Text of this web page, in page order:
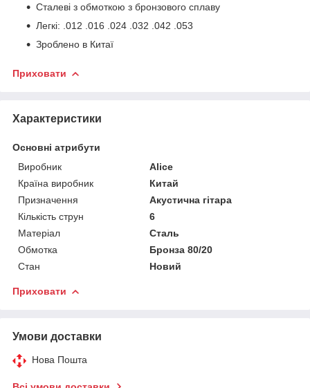
Сталеві з обмоткою з бронзового сплаву
Легкі: .012 .016 .024 .032 .042 .053
Зроблено в Китаї
Приховати
Характеристики
Основні атрибути
Виробник
Alice
Країна виробник
Китай
Призначення
Акустична гітара
Кількість струн
6
Матеріал
Сталь
Обмотка
Бронза 80/20
Стан
Новий
Приховати
Умови доставки
Нова Пошта